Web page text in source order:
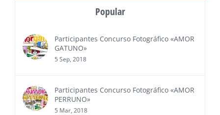
Popular
Participantes Concurso Fotográfico «AMOR
GATUNO»
5 Sep, 2018
Participantes Concurso Fotográfico «AMOR
PERRUNO»
5 Mar, 2018